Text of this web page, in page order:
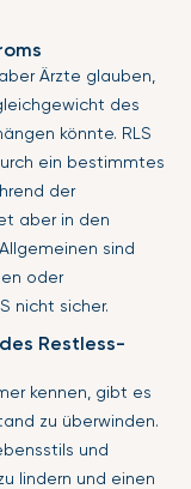
Ärzte glauben,
des
könnte. RLS
ein bestimmtes
der
aber in den
sind
oder
nicht sicher.
Restless-
kennen, gibt es
zu überwinden.
und
lindern und einen